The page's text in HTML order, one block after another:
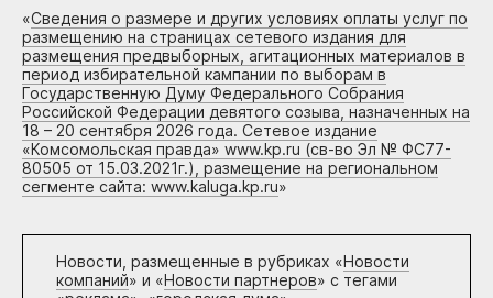
«Сведения о размере и других условиях оплаты услуг по
размещению на страницах сетевого издания для
размещения предвыборных, агитационных материалов в
период избирательной кампании по выборам в
Государственную Думу Федерального Собрания
Российской Федерации девятого созыва, назначенных на
18 – 20 сентября 2026 года. Сетевое издание
«Комсомольская правда» www.kp.ru (св-во Эл № ФС77-
80505 от 15.03.2021г.), размещение на региональном
сегменте сайта: www.kaluga.kp.ru»
Новости, размещенные в рубриках «Новости
компаний» и «Новости партнеров» с тегами